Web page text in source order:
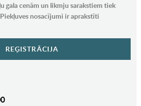
gala cenām un likmju sarakstiem tiek
nosacījumi ir aprakstīti
REĢISTRĀCIJA